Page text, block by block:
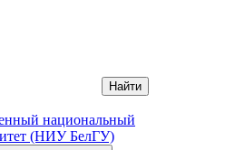
Найти